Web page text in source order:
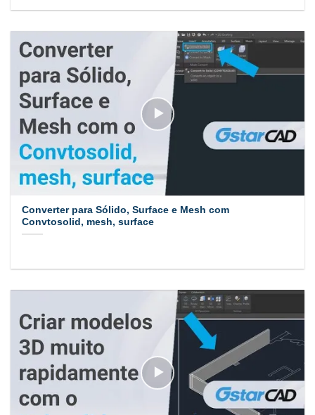
Converter para Sólido, Surface e Mesh com
Convtosolid, mesh, surface